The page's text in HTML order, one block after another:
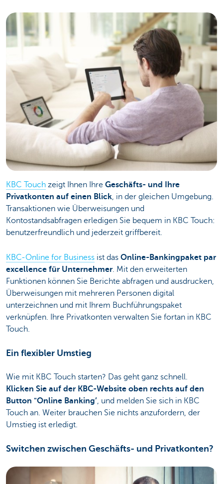
KBC Touch zeigt Ihnen Ihre Geschäfts- und Ihre
Privatkonten auf einen Blick, in der gleichen Umgebung.
Transaktionen wie Überweisungen und
Kontostandsabfragen erledigen Sie bequem in KBC Touch:
benutzerfreundlich und jederzeit griffbereit.
KBC-Online for Business ist das Online-Bankingpaket par
excellence für Unternehmer. Mit den erweiterten
Funktionen können Sie Berichte abfragen und ausdrucken,
Überweisungen mit mehreren Personen digital
unterzeichnen und mit Ihrem Buchführungspaket
verknüpfen. Ihre Privatkonten verwalten Sie fortan in KBC
Touch.
Ein flexibler Umstieg
Wie mit KBC Touch starten? Das geht ganz schnell.
Klicken Sie auf der KBC-Website oben rechts auf den
Button "Online Banking’, und melden Sie sich in KBC
Touch an. Weiter brauchen Sie nichts anzufordern, der
Umstieg ist erledigt.
Switchen zwischen Geschäfts- und Privatkonten?